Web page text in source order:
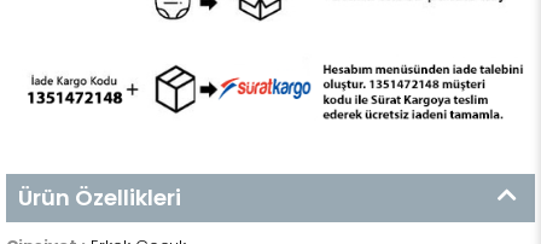
Ürün Özellikleri